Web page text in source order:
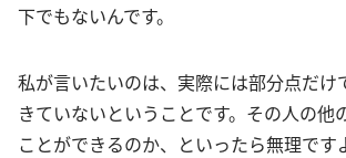
下でもないんです。
私が言いたいのは、実際には部分点だけ
きていないということです。その人の他
ことができるのか、といったら無理です